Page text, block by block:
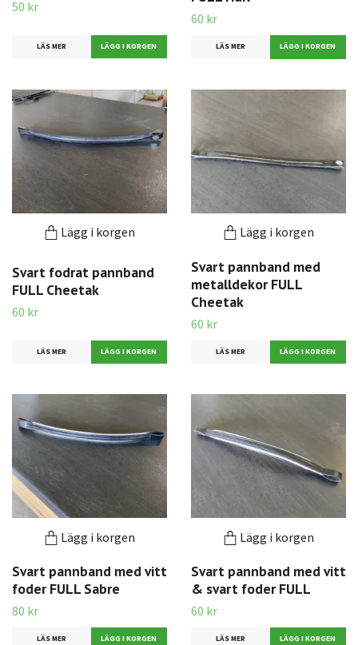
50 kr
LÄS MER
60 kr
LÄS MER
Lägg i korgen
Svart fodrat pannband
FULL Cheetak
60 kr
LÄS MER
Lägg i korgen
Svart pannband med
metalldekor FULL
Cheetak
60 kr
LÄS MER
Lägg i korgen
Svart pannband med vitt
foder FULL Sabre
80 kr
LÄS MER
Lägg i korgen
Svart pannband med vitt
& svart foder FULL
60 kr
LÄS MER